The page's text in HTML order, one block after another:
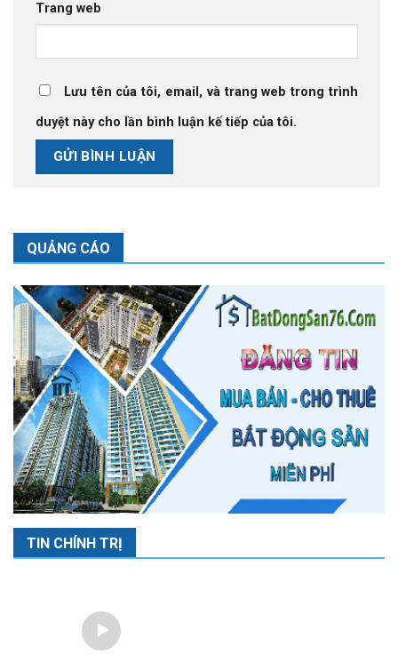
Trang web
Lưu tên của tôi, email, và trang web trong trình
duyệt này cho lần bình luận kế tiếp của tôi.
QUẢNG CÁO
TIN CHÍNH TRỊ